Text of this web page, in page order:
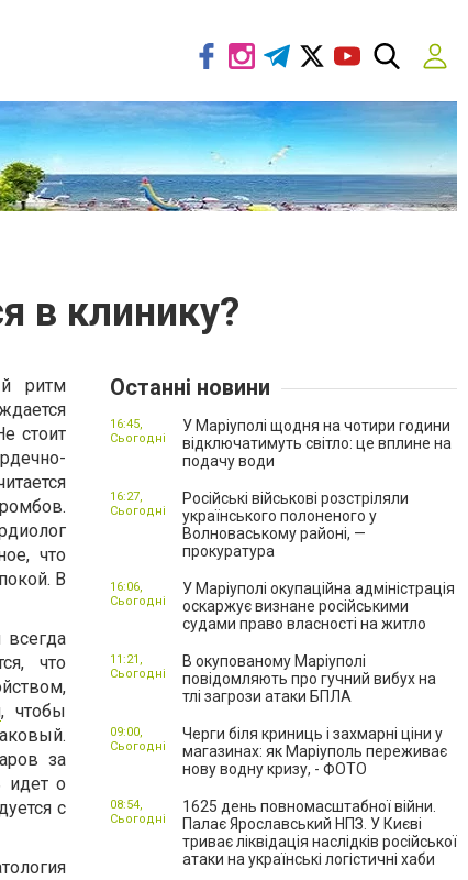
в клинику?
ритм
стоит
что
В
что
, чтобы
за
идет о
с
Останні новини
У Маріуполі щодня на чотири години
відключатимуть світло: це вплине на
подачу води
16:45,
Сьогодні
Російські військові розстріляли
українського полоненого у
Волноваському районі, —
прокуратура
16:27,
Сьогодні
У Маріуполі окупаційна адміністрація
оскаржує визнане російськими
судами право власності на житло
16:06,
Сьогодні
В окупованому Маріуполі
повідомляють про гучний вибух на
тлі загрози атаки БПЛА
11:21,
Сьогодні
Черги біля криниць і захмарні ціни у
магазинах: як Маріуполь переживає
нову водну кризу, - ФОТО
09:00,
Сьогодні
1625 день повномасштабної війни.
Палає Ярославський НПЗ. У Києві
триває ліквідація наслідків російської
атаки на українські логістичні хаби
08:54,
Сьогодні